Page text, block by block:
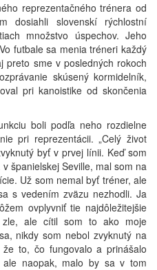
reprezentačného trénera od
dosiahli slovenskí rýchlostní
množstvo úspechov. Jeho
futbale sa menia tréneri každý
sme v posledných rokoch
skúsený kormidelník,
pri kanoistike od skončenia
boli podľa neho rozdielne
pri reprezentácii. „Celý život
byť v prvej línii. Keď som
španielskej Seville, mal som na
Už som nemal byť tréner, ale
s vedením zväzu nezhodli. Ja
ovplyvniť tie najdôležitejšie
ale cítil som to ako moje
nikdy som nebol zvyknutý na
to, čo fungovalo a prinášalo
naopak, malo by sa v tom